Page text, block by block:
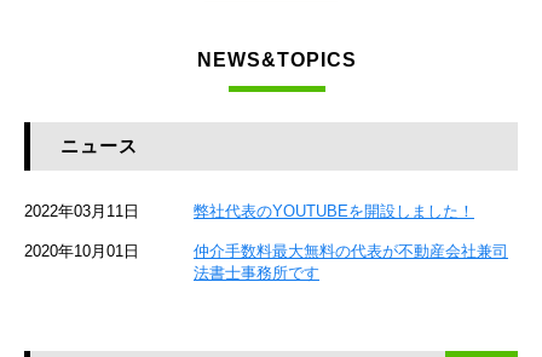
JR総武本線
京成本線
NEWS&TOPICS
ニュース
2022年03月11日 弊社代表のYOUTUBEを開設しました！
2020年10月01日
仲介手数料最大無料の代表が不動産会社兼司
法書士事務所です